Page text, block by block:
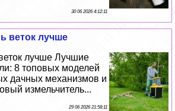
30 06 2026 4:12:11
веток лучше
лучше Лучшие
8 топовых моделей
дачных механизмов и
измельчитель...
29 06 2026 21:58:11